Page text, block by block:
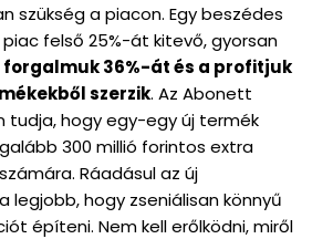
szükség a piacon. Egy beszédes
felső 25%-át kitevő, gyorsan
forgalmuk 36%-át és a profitjuk
szerzik. Az Abonett
tudja, hogy egy-egy új termék
300 millió forintos extra
Ráadásul az új
legjobb, hogy zseniálisan könnyű
építeni. Nem kell erőlködni, miről